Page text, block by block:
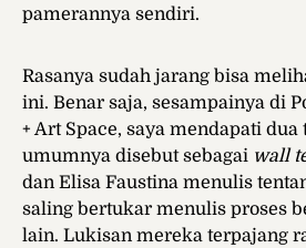
pamerannya sendiri.
Rasanya sudah jarang bisa
ini. Benar saja, sesampainya di
+ Art Space, saya mendapati
umumnya disebut sebagai wall
dan Elisa Faustina menulis
saling bertukar menulis proses
lain. Lukisan mereka terpajang